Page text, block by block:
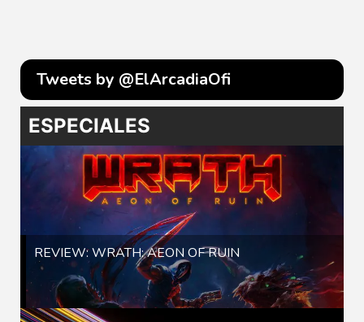
Tweets by @ElArcadiaOfi
ESPECIALES
REVIEW: WRATH: AEON OF RUIN